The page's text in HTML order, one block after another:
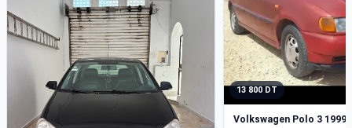
13 800 DT
Volkswagen Polo 3 1999